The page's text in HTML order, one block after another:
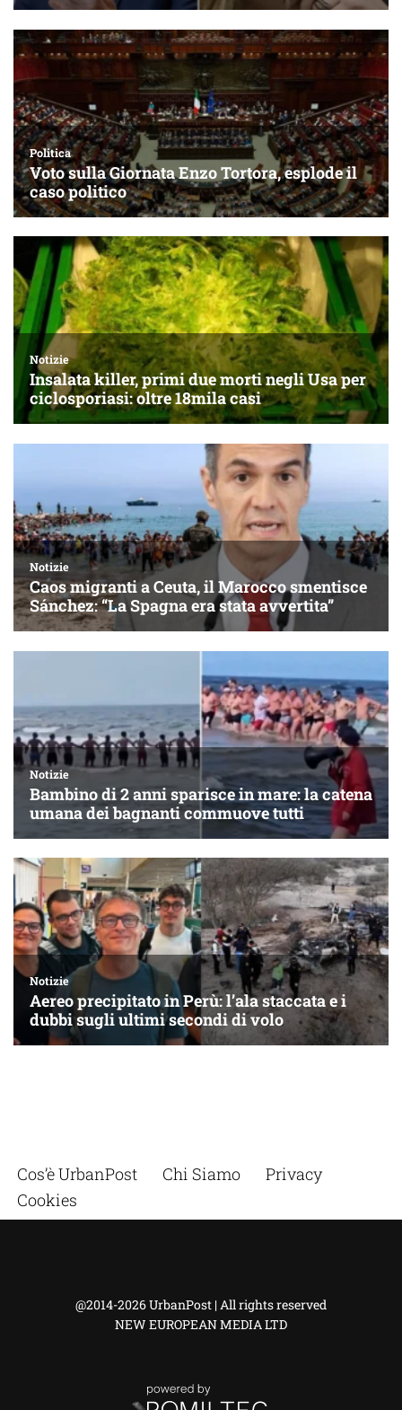
Cos’è UrbanPost Chi Siamo
Privacy
Cookies
@2014-2026 UrbanPost | All rights reserved
NEW EUROPEAN MEDIA LTD